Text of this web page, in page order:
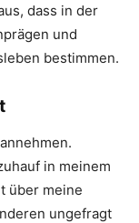
dass in der
und
bestimmen.
in meinem
über meine
ungefragt